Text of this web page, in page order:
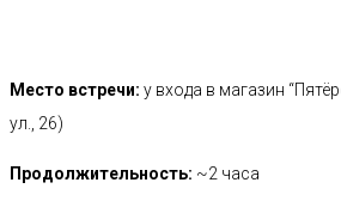
Место встречи: у входа в магазин
ул., 26)
Продолжительность: ~2 часа